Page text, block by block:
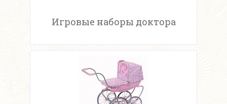
Игровые наборы доктора